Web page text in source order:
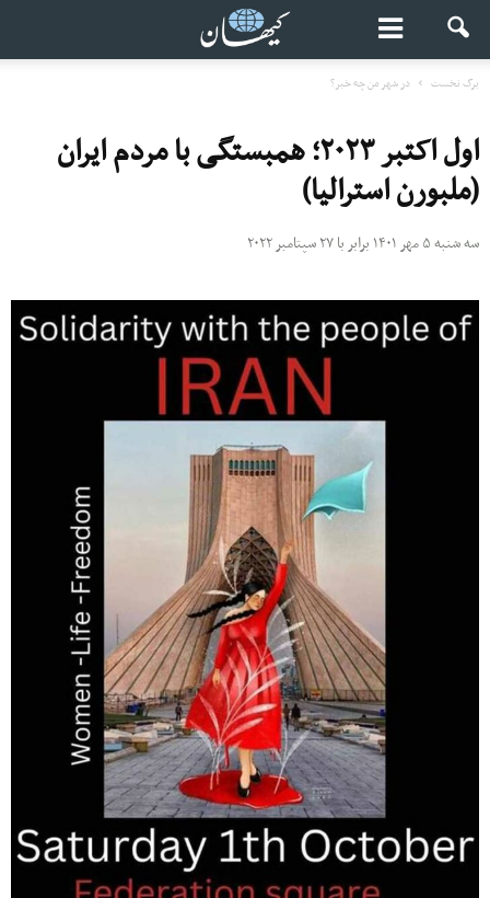
برگ نخست در شهر من چه خبر؟
اول اکتبر ۲۰۲۳؛ همبستگی با مردم ایران
(ملبورن استرالیا)
سه شنبه ۵ مهر ۱۴۰۱ برابر با ۲۷ سپتامبر ۲۰۲۲